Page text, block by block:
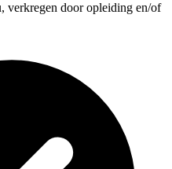
verkregen door opleiding en/of